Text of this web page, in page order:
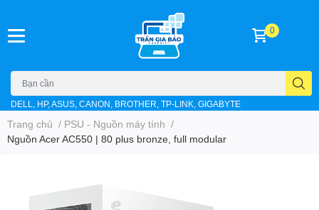
DELL, HP, ASUS, CANON, BROTHER, TP-LINK, GIGABYTE
0
Trang chủ / PSU - Nguồn máy tính /
Nguồn Acer AC550 | 80 plus bronze, full modular